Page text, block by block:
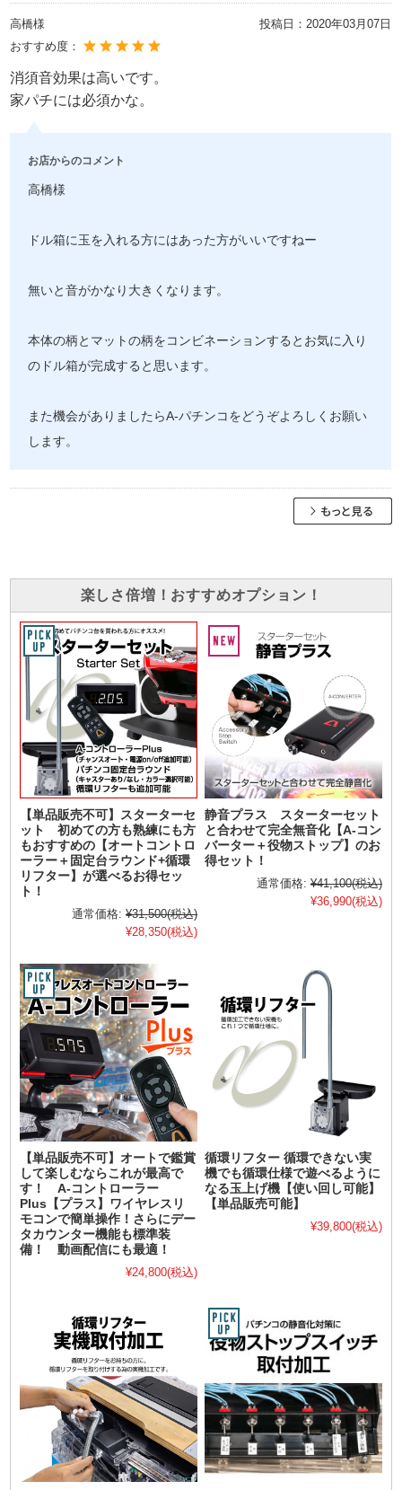
高橋様 投稿日： 2020年03月07日
おすすめ度：
消須音効果は高いです。
家パチには必須かな。
お店からのコメント
高橋様
ドル箱に玉を入れる方にはあった方がいいですねー
無いと音がかなり大きくなります。
本体の柄とマットの柄をコンビネーションするとお気に入り
のドル箱が完成すると思います。
また機会がありましたらA-パチンコをどうぞよろしくお願い
します。
楽しさ倍増！おすすめオプション！
【単品販売不可】スターターセ
ット 初めての方も熟練にも方
もおすすめの【オートコントロ
ーラー＋固定台ラウンド+循環
リフター】が選べるお得セッ
ト！
通常価格: ¥31,500(税込)
¥28,350(税込)
静音プラス スターターセット
と合わせて完全無音化【A-コン
バーター＋役物ストップ】のお
得セット！
通常価格: ¥41,100(税込)
¥36,990(税込)
【単品販売不可】オートで鑑賞
して楽しむならこれが最高で
す！ A-コントローラー
Plus【プラス】ワイヤレスリ
モコンで簡単操作！さらにデー
タカウンター機能も標準装
備！ 動画配信にも最適！
¥24,800(税込)
循環リフター 循環できない実
機でも循環仕様で遊べるように
なる玉上げ機【使い回し可能】
【単品販売可能】
¥39,800(税込)